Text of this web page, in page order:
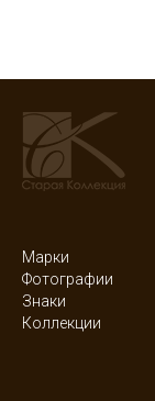
Марки
Фотографии
Знаки
Коллекции